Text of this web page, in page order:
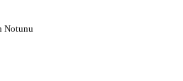
Notunu